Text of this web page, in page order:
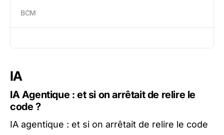
BCM
IA
IA Agentique : et si on arrêtait de relire le
code ?
IA agentique : et si on arrêtait de relire le code